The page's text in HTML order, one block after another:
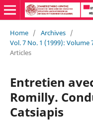
Home / Archives /
Vol. 7 No. 1 (1999):
Articles
Entretien
Romilly.
Catsiapis